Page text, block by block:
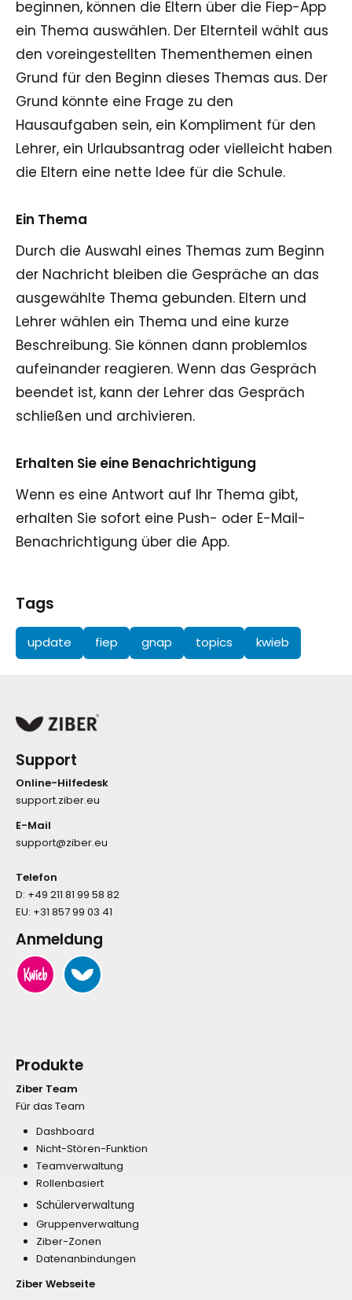
beginnen, können die Eltern über die Fiep-App
ein Thema auswählen. Der Elternteil wählt aus
den voreingestellten Thementhemen einen
Grund für den Beginn dieses Themas aus. Der
Grund könnte eine Frage zu den
Hausaufgaben sein, ein Kompliment für den
Lehrer, ein Urlaubsantrag oder vielleicht haben
die Eltern eine nette Idee für die Schule.
Ein Thema
Durch die Auswahl eines Themas zum Beginn
der Nachricht bleiben die Gespräche an das
ausgewählte Thema gebunden. Eltern und
Lehrer wählen ein Thema und eine kurze
Beschreibung. Sie können dann problemlos
aufeinander reagieren. Wenn das Gespräch
beendet ist, kann der Lehrer das Gespräch
schließen und archivieren.
Erhalten Sie eine Benachrichtigung
Wenn es eine Antwort auf Ihr Thema gibt,
erhalten Sie sofort eine Push- oder E-Mail-
Benachrichtigung über die App.
Tags
update fiep gnap topics kwieb
Support
Online-Hilfedesk
support.ziber.eu
E-Mail
support@ziber.eu
Telefon
D: +49 211 81 99 58 82
EU: +31 857 99 03 41
Anmeldung
Produkte
Ziber Team
Für das Team
Dashboard
Nicht-Stören-Funktion
Teamverwaltung
Rollenbasiert
Schülerverwaltung
Gruppenverwaltung
Ziber-Zonen
Datenanbindungen
Ziber Webseite